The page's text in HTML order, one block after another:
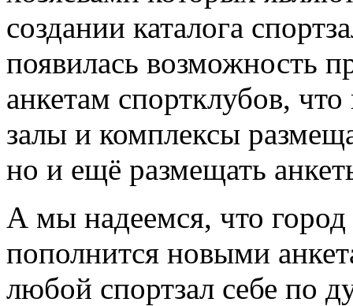
создании каталога
появилась возможность
анкетам спортклубов,
залы и комплексы
но и ещё размещать
А мы надеемся, что
пополнится новыми
любой спортзал себе по